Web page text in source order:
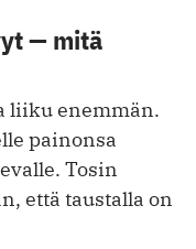
— mitä
liiku enemmän.
painonsa
Tosin
että taustalla on